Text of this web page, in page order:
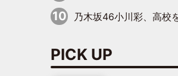
乃木坂46小川彩、高校を卒業して初めてのグラビア「大人に
PICK UP